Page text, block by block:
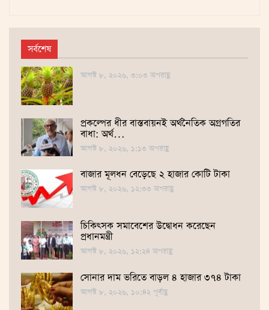
সর্বশেষ
আগস্ট ৮, ২০২৬, ৩:০৩ অপরাহ্ণ
প্রকল্পের ধীর বাস্তবায়নই অর্থনৈতিক অগ্রগতির
বাধা: অর্থ…
আগস্ট ৮, ২০২৬, ১:১৩ অপরাহ্ণ
বাজার মূলধন বেড়েছে ২ হাজার কোটি টাকা
আগস্ট ৮, ২০২৬, ১২:৩৩ অপরাহ্ণ
চিকিৎসক সমাবেশের উদ্বোধন করেছেন
প্রধানমন্ত্রী
আগস্ট ৮, ২০২৬, ১২:২৪ অপরাহ্ণ
সোনার দাম ভ‌রি‌তে বাড়ল ৪ হাজার ৩৭৪ টাকা
আগস্ট ৮, ২০২৬, ১০:৪২ পূর্বাহ্ণ